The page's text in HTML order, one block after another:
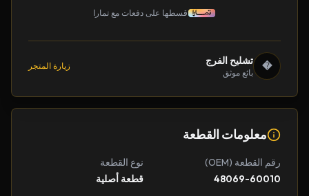
قسطها على دفعات مع تمارا
� تشليح الفرج
بائع موثق
زيارة المتجر
معلومات القطعة
رقم القطعة (OEM)
48069-60010
نوع القطعة
قطعة أصلية